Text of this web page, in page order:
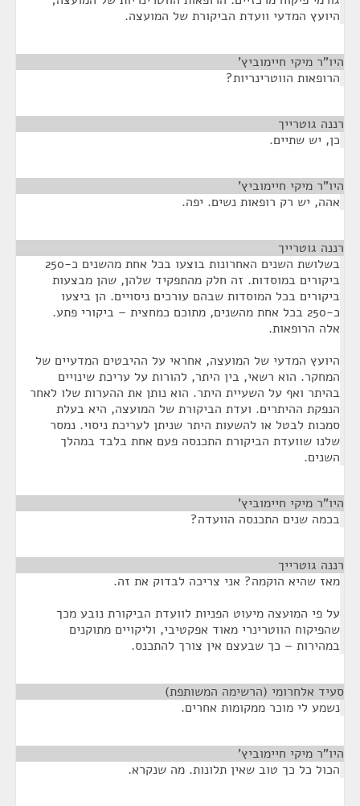
היועץ המדעי וועדת הביקורת של המועצה.
היו"ר מיקי חיימוביץ'
הרופאות הווטרינריות?
רננה גוטרייך
כן, יש שתיים.
היו"ר מיקי חיימוביץ'
אהה, יש רק רופאות נשים. יפה.
רננה גוטרייך
בשלושת השנים האחרונות בוצעו בכל אחת מהשנים כ-250
ביקורים במוסדות. זה חלק מהתפקיד שלהן, שהן מבצעות
ביקורים בכל המוסדות שבהם עורכים ניסויים. הן ביצעו
כ-250 בכל אחת מהשנים, מתוכם כמחצית – ביקורי פתע.
אלה הרופאות.
היועץ המדעי של המועצה, אחראי על ההיבטים המדעיים של
המחקר. הוא רשאי, בין היתר, להורות על עריכת שינויים
בהיתר ואף על השעיית היתר. הוא נותן את ההערות שלו לאחר
הנפקת ההיתרים. ועדת הביקורת של המועצה, היא בעלת
סמכות לבטל או להשעות היתר שניתן לעריכת ניסוי. נמסר
שלנו שוועדת הביקורת התכנסה פעם אחת בלבד במהלך
השנים.
היו"ר מיקי חיימוביץ'
בכמה שנים התכנסה הוועדה?
רננה גוטרייך
מאז שהיא הוקמה? אני צריכה לבדוק את זה.
על פי המועצה מיעוט הפניות לוועדת הביקורת נובע מכך
שהפיקוח הווטרינרי מאוד אפקטיבי, וליקויים מתוקנים
במהירות – כך שבעצם אין צורך להתכנס.
סעיד אלחרומי (הרשימה המשותפת)
נשמע לי מוכר ממקומות אחרים.
היו"ר מיקי חיימוביץ'
הכול כל כך טוב שאין תלונות. מה שנקרא.